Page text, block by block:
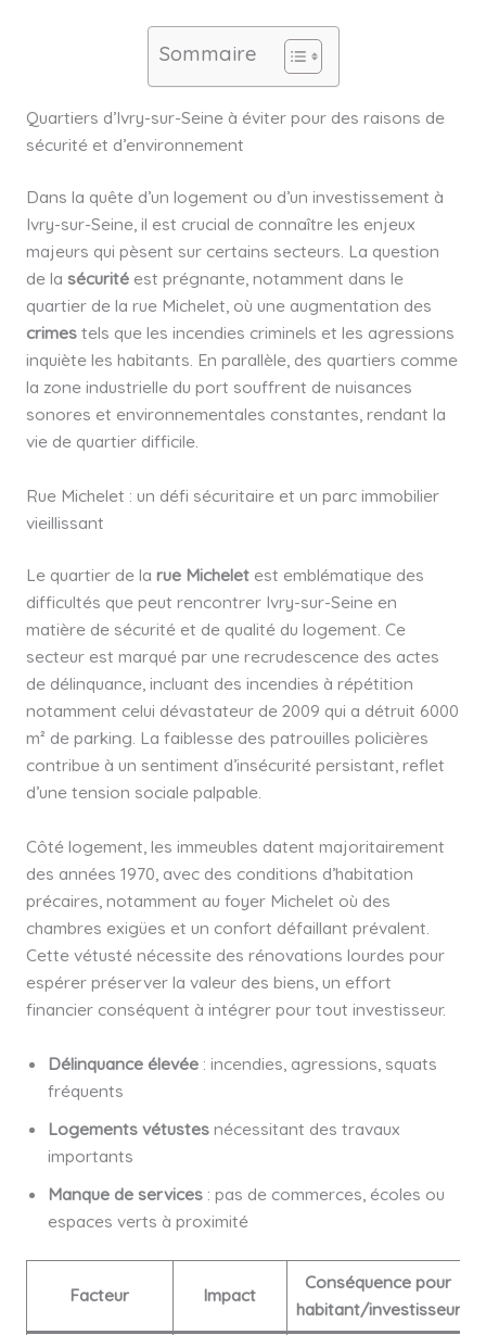
Sommaire
Quartiers d’Ivry-sur-Seine à éviter pour des raisons de
sécurité et d’environnement
Dans la quête d’un logement ou d’un investissement à
Ivry-sur-Seine, il est crucial de connaître les enjeux
majeurs qui pèsent sur certains secteurs. La question
de la sécuritéest prégnante, notamment dans le
quartier de la rue Michelet, où une augmentation des
crimestels que les incendies criminels et les agressions
inquiète les habitants. En parallèle, des quartiers comme
la zone industrielle du port souffrent de nuisances
sonores et environnementales constantes, rendant la
vie de quartier difficile.
Rue Michelet : un défi sécuritaire et un parc immobilier
vieillissant
Le quartier de la rue Micheletest emblématique des
difficultés que peut rencontrer Ivry-sur-Seine en
matière de sécurité et de qualité du logement. Ce
secteur est marqué par une recrudescence des actes
de délinquance, incluant des incendies à répétition
notamment celui dévastateur de 2009 qui a détruit 6000
m² de parking. La faiblesse des patrouilles policières
contribue à un sentiment d’insécurité persistant, reflet
d’une tension sociale palpable.
Côté logement, les immeubles datent majoritairement
des années 1970, avec des conditions d’habitation
précaires, notamment au foyer Michelet où des
chambres exigües et un confort défaillant prévalent.
Cette vétusté nécessite des rénovations lourdes pour
espérer préserver la valeur des biens, un effort
financier conséquent à intégrer pour tout investisseur.
Délinquance élevée: incendies, agressions, squats
fréquents
Logements vétustesnécessitant des travaux
importants
Manque de services: pas de commerces, écoles ou
espaces verts à proximité
Facteur Impact
Conséquence pour
habitant/investisseur